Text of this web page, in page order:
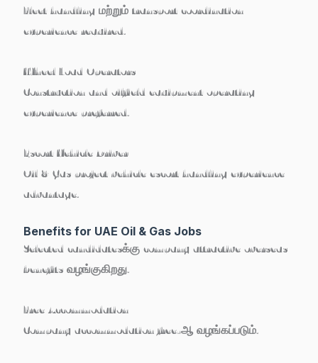
Fleet handling மற்றும் transport coordination
experience required.
Wheel Load Operators
Construction and oilfield equipment operating
experience preferred.
Escort Vehicle Driver
Oil & Gas project vehicle escort handling experience
advantage.
Benefits for UAE Oil & Gas Jobs
Selected candidatesக்கு company attractive overseas
benefits வழங்குகிறது.
Free Accommodation
Company accommodation free-ஆ வழங்கப்படும்.